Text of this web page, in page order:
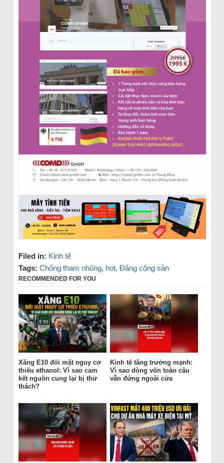
Filed in: Kinh tế
Tags: Chống tham nhũng, hot, Đảng cộng sản
RECOMMENDED FOR YOU
Xăng E10 đối mặt nguy cơ
thiếu ethanol: Vì sao cam
kết nguồn cung lại bị thử
thách?
Kinh tế tăng trưởng mạnh:
Vì sao dòng vốn toàn cầu
vẫn đứng ngoài cửa